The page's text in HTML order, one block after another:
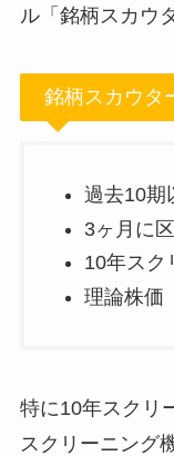
ル「銘柄スカウ
銘柄スカウタ
過去10期
3ヶ月に
10年スク
理論株価
特に10年スクリ
スクリーニング